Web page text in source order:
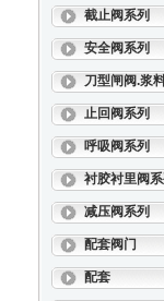
截止阀系列
安全阀系列
刀型闸阀.浆
止回阀系列
呼吸阀系列
衬胶衬里阀系
减压阀系列
配套阀门
配套